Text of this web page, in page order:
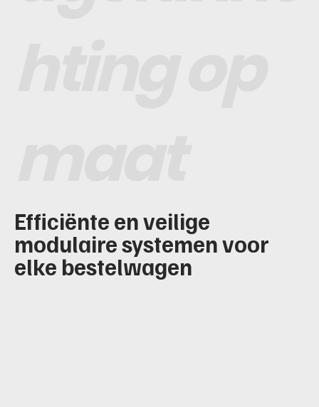
Efficiënte en veilige
modulaire systemen voor
elke bestelwagen